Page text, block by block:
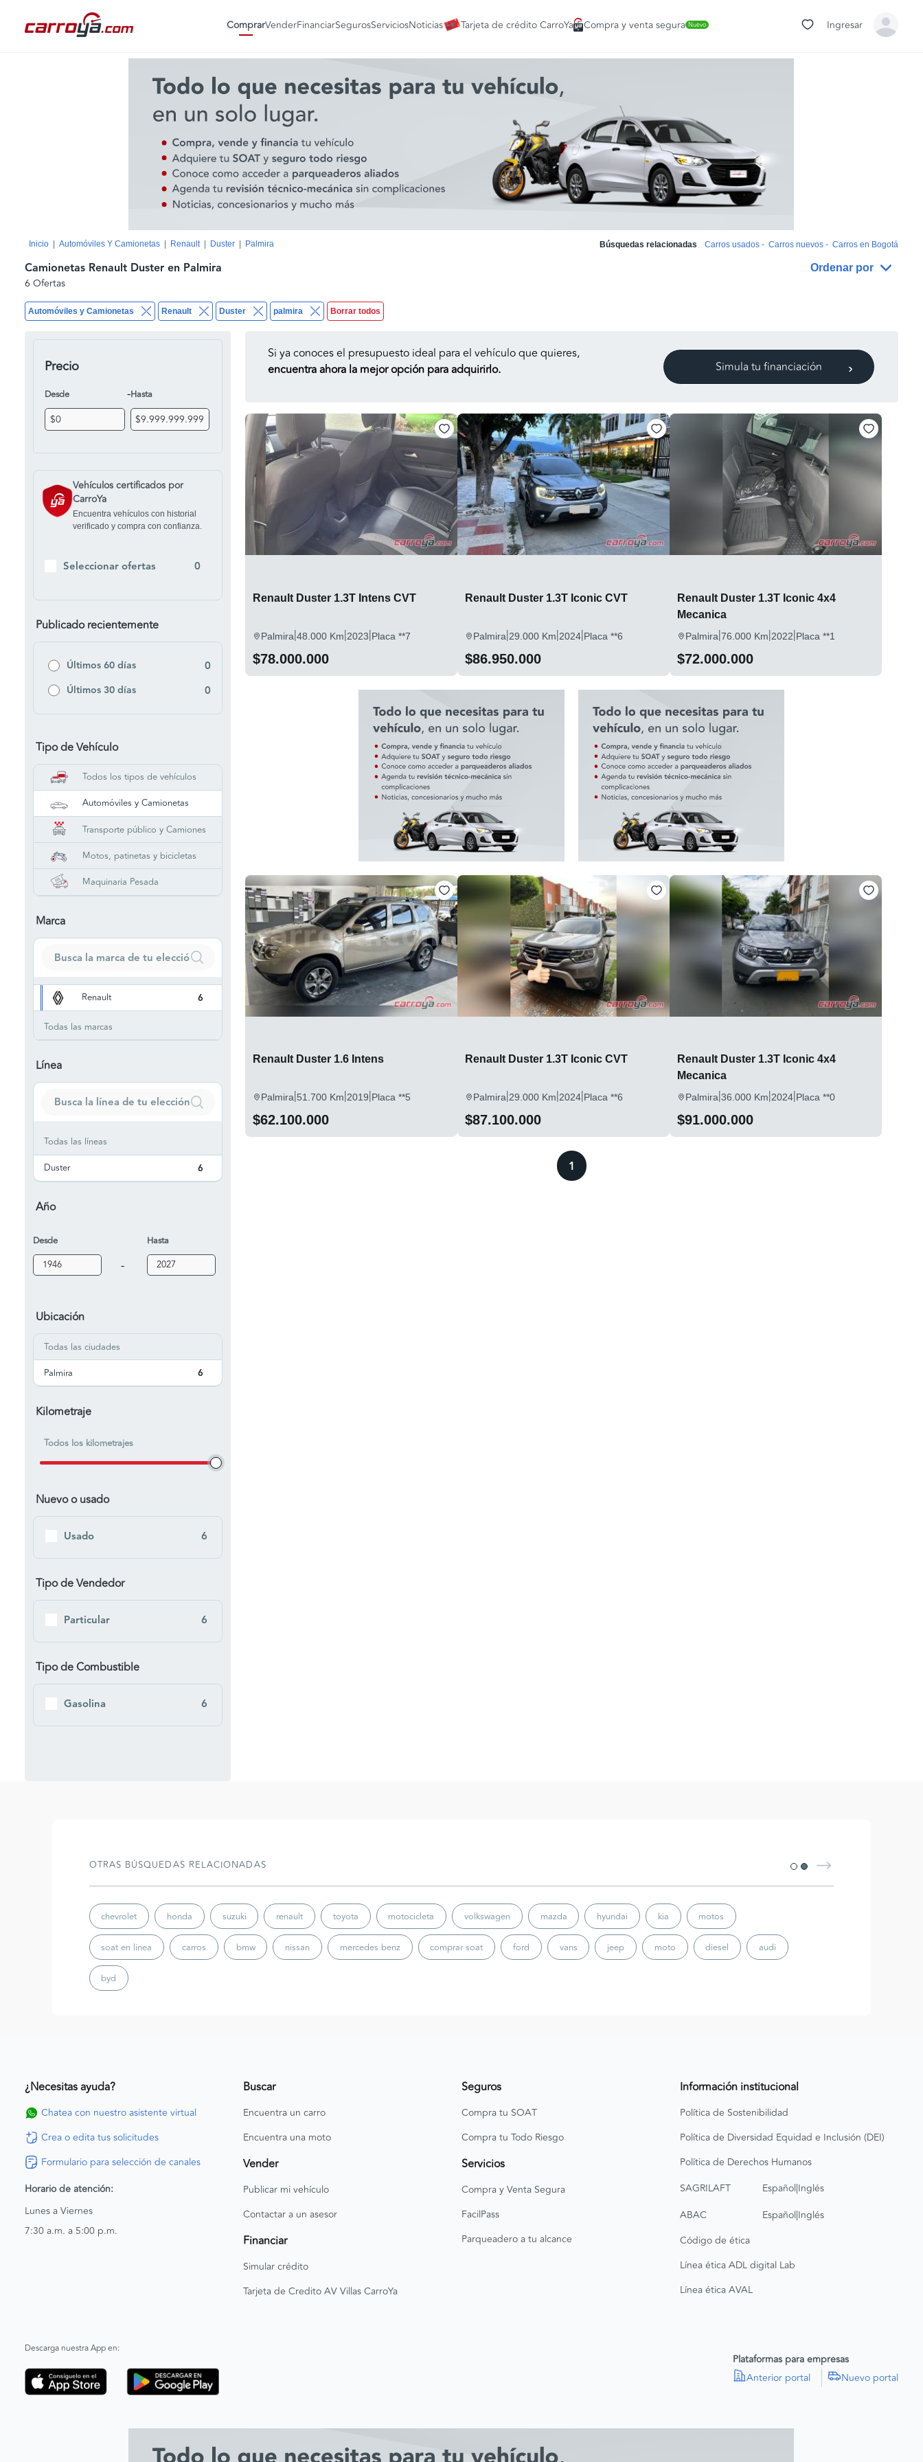
ComprarVenderFinanciarSegurosServiciosNoticias Tarjeta de crédito CarroYa Compra y venta segura Nuevo Ingresar
Inicio Automóviles Y Camionetas Renault Duster Palmira Búsquedas relacionadas Carros usados - Carros nuevos - Carros en Bogotá
Automóviles y Camionetas Renault Duster palmira Borrar todos
Camionetas Renault Duster en Palmira Ordenar por
6 Ofertas
Precio
Desde -Hasta
Vehículos certificados por
CarroYa
Encuentra vehículos con historial
verificado y compra con confianza.
Seleccionar ofertas 0
Publicado recientemente
Últimos 60 días 0
Últimos 30 días 0
Tipo de Vehículo
Todos los tipos de vehículos
Automóviles y Camionetas
Transporte público y Camiones
Motos, patinetas y bicicletas
Maquinaria Pesada
Marca
Renault 6
Todas las marcas
Línea
Todas las líneas
Duster
6
Año
Desde
-
Hasta
Ubicación
Todas las ciudades
Palmira
6
Kilometraje
Todos los kilometrajes
Nuevo o usado
Usado 6
Tipo de Vendedor
Particular 6
Tipo de Combustible
Gasolina 6
Si ya conoces el presupuesto ideal para el vehículo que quieres,
encuentra ahora la mejor opción para adquirirlo.
Simula tu financiación
Renault Duster 1.3T Intens CVT
Palmira|48.000 Km|2023|Placa **7
$78.000.000
Renault Duster 1.3T Iconic CVT
Palmira|29.000 Km|2024|Placa **6
$86.950.000
Renault Duster 1.3T Iconic 4x4
Mecanica
Palmira|76.000 Km|2022|Placa **1
$72.000.000
Renault Duster 1.6 Intens
Palmira|51.700 Km|2019|Placa **5
$62.100.000
Renault Duster 1.3T Iconic CVT
Palmira|29.000 Km|2024|Placa **6
$87.100.000
Renault Duster 1.3T Iconic 4x4
Mecanica
Palmira|36.000 Km|2024|Placa **0
$91.000.000
1
OTRAS BÚSQUEDAS RELACIONADAS
chevrolet honda suzuki renault toyota motocicleta volkswagen mazda hyundai kia motos
soat en linea carros bmw nissan mercedes benz comprar soat ford vans jeep moto diesel audi
byd
¿Necesitas ayuda?
Chatea con nuestro asistente virtual
Crea o edita tus solicitudes
Formulario para selección de canales
Horario de atención:
Lunes a Viernes
7:30 a.m. a 5:00 p.m.
Buscar
Encuentra un carro
Encuentra una moto
Vender
Publicar mi vehículo
Contactar a un asesor
Financiar
Simular crédito
Tarjeta de Credito AV Villas CarroYa
Seguros
Compra tu SOAT
Compra tu Todo Riesgo
Servicios
Compra y Venta Segura
FacilPass
Parqueadero a tu alcance
Información institucional
Política de Sostenibilidad
Política de Diversidad Equidad e Inclusión (DEI)
Política de Derechos Humanos
SAGRILAFT
Español|Inglés
ABAC
Español|Inglés
Código de ética
Línea ética ADL digital Lab
Línea ética AVAL
Descarga nuestra App en:
Plataformas para empresas
Anterior portal
Nuevo portal